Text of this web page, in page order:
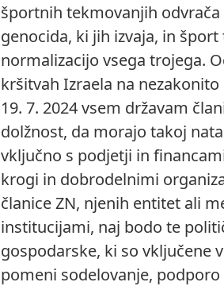
športnih tekmovanjih
genocida, ki jih izvaja, in
normalizacijo vsega trojega.
kršitvah Izraela na
19. 7. 2024 vsem državam
dolžnost, da morajo takoj
vključno s podjetji in
krogi in dobrodelnimi
članice ZN, njenih entitet ali
institucijami, naj bodo te
gospodarske, ki so vključene
pomeni sodelovanje,